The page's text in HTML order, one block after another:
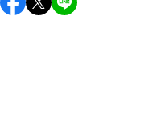
し上がりください。